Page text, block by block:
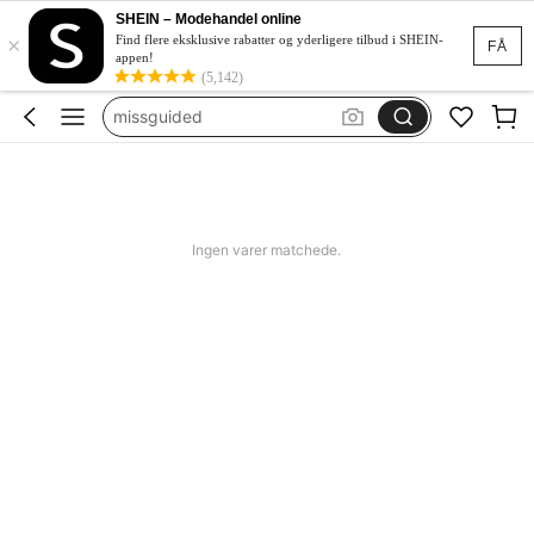
FÅ
×
SHEIN – Modehandel online
Find flere eksklusive rabatter og yderligere tilbud i SHEIN-
appen!
(5,142)
blendar portabil
women swimming wear
missguided
Ingen varer matchede.